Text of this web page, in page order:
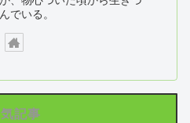
でいる。
記事